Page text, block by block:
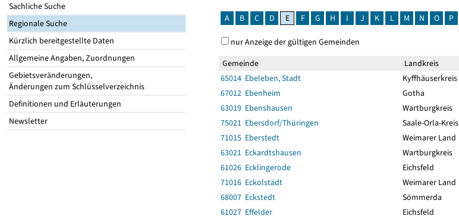
Sachliche Suche
Regionale Suche
Kürzlich bereitgestellte Daten
Allgemeine Angaben, Zuordnungen
Gebietsveränderungen,
Änderungen zum Schlüsselverzeichnis
Definitionen und Erläuterungen
Newsletter
A B C D E F G H I J K L M N O P
nur Anzeige der gültigen Gemeinden
Gemeinde
Landkreis
65014 Ebeleben, Stadt
Kyffhäuserkreis
67012 Ebenheim
Gotha
63019 Ebenshausen
Wartburgkreis
75021 Ebersdorf/Thüringen
Saale-Orla-Kreis
71015 Eberstedt
Weimarer Land
63021 Eckardtshausen
Wartburgkreis
61026 Ecklingerode
Eichsfeld
71016 Eckolstädt
Weimarer Land
68007 Eckstedt
Sömmerda
61027 Effelder
Eichsfeld